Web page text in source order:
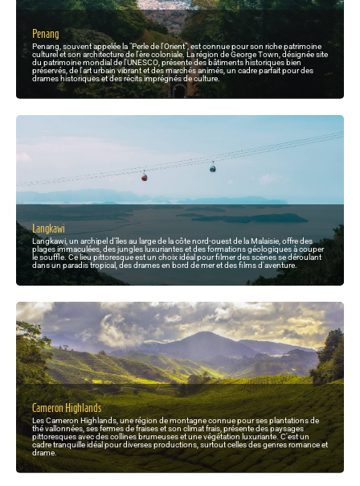
Penang
Penang, souvent appelée la "Perle de l'Orient", est connue pour son riche patrimoine
culturel et son architecture de l'ère coloniale. La région de George Town, désignée site
du patrimoine mondial de l'UNESCO, présente des bâtiments historiques bien
préservés, de l'art urbain vibrant et des marchés animés, un cadre parfait pour des
drames historiques et des récits imprégnés de culture.
Langkawi
Langkawi, un archipel d'îles au large de la côte nord-ouest de la Malaisie, offre des
plages immaculées, des jungles luxuriantes et des formations géologiques à couper
le souffle. Ce lieu pittoresque est un choix idéal pour filmer des scènes se déroulant
dans un paradis tropical, des drames en bord de mer et des films d'aventure.
Cameron Highlands
Les Cameron Highlands, une région de montagne connue pour ses plantations de
thé vallonnées, ses fermes de fraises et son climat frais, présente des paysages
pittoresques avec des collines brumeuses et une végétation luxuriante. C'est un
cadre tranquille idéal pour diverses productions, surtout celles des genres romance et
drame.